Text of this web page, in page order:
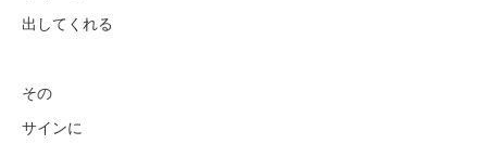
出してくれる
その
サインに